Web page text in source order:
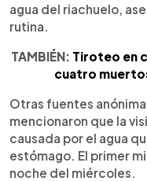
agua del riachuelo,
rutina.
TAMBIÉN: Tiroteo en
cuatro
Otras fuentes
mencionaron que la
causada por el agua
estómago. El primer
noche del miércoles.